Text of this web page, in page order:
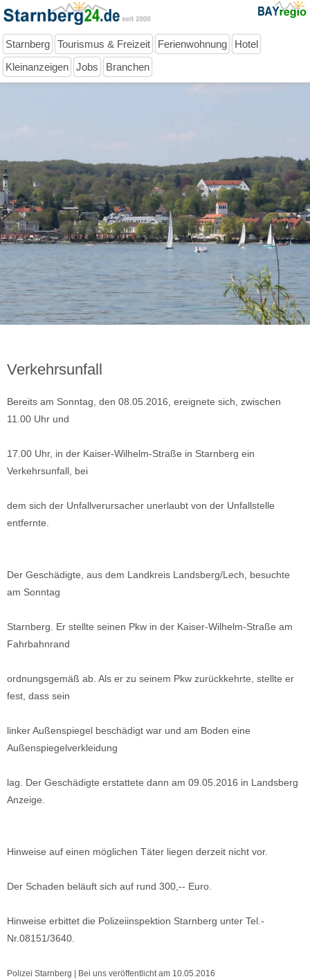
Starnberg Tourismus & Freizeit Ferienwohnung
Hotel
Kleinanzeigen
Jobs Branchen
Verkehrsunfall
Bereits am Sonntag, den 08.05.2016, ereignete sich, zwischen
11.00 Uhr und
17.00 Uhr, in der Kaiser-Wilhelm-Straße in Starnberg ein
Verkehrsunfall, bei
dem sich der Unfallverursacher unerlaubt von der Unfallstelle
entfernte.
Der Geschädigte, aus dem Landkreis Landsberg/Lech, besuchte
am Sonntag
Starnberg. Er stellte seinen Pkw in der Kaiser-Wilhelm-Straße am
Fahrbahnrand
ordnungsgemäß ab. Als er zu seinem Pkw zurückkehrte, stellte er
fest, dass sein
linker Außenspiegel beschädigt war und am Boden eine
Außenspiegelverkleidung
lag. Der Geschädigte erstattete dann am 09.05.2016 in Landsberg
Anzeige.
Hinweise auf einen möglichen Täter liegen derzeit nicht vor.
Der Schaden beläuft sich auf rund 300,-- Euro.
Hinweise erbittet die Polizeiinspektion Starnberg unter Tel.-
Nr.08151/3640.
Polizei Starnberg | Bei uns veröffentlicht am 10.05.2016